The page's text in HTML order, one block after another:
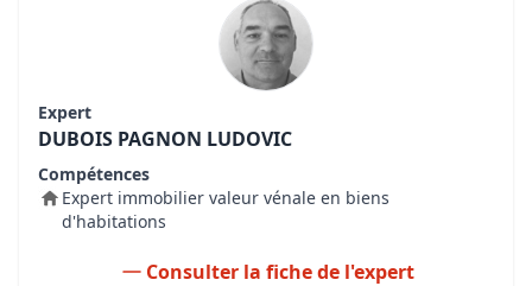
Expert
DUBOIS PAGNON LUDOVIC
Compétences
Expert immobilier valeur vénale en biens
d'habitations
Consulter la fiche de l'expert